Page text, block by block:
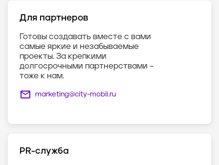
Для партнеров
Готовы создавать вместе с вами
самые яркие и незабываемые
проекты. За крепкими
долгосрочными партнерствами –
тоже к нам.
marketing@city-mobil.ru
PR-служба